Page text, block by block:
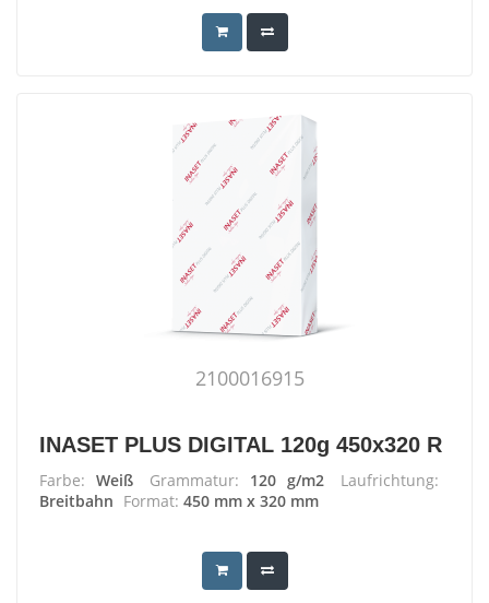
2100016915
INASET PLUS DIGITAL 120g 450x320 R
Farbe: Weiß Grammatur: 120 g/m2
Laufrichtung:
Breitbahn Format: 450 mm x 320 mm